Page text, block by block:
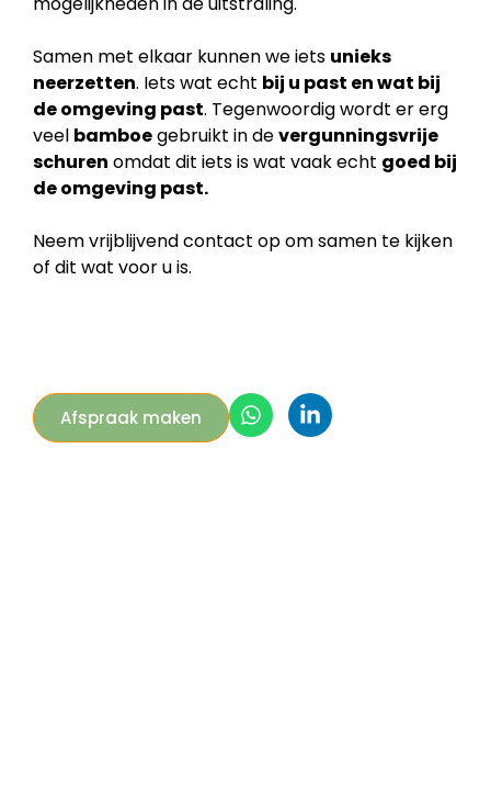
Samen met elkaar kunnen we iets unieks
neerzetten. Iets wat echt bij u past en wat bij
deomgeving past. Tegenwoordig wordt er erg
veel bamboegebruikt in devergunningsvrije
schuren omdat dit iets is wat vaak echt goed bij
de omgeving past.
Neem vrijblijvend contact op om samen te kijken
of dit wat voor u is.
Afspraak maken